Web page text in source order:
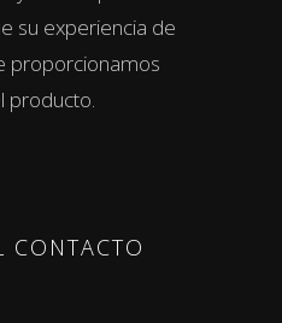
su experiencia de
proporcionamos
producto.
CONTACTO